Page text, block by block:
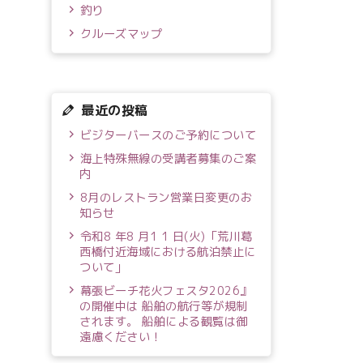
釣り
クルーズマップ
最近の投稿
ビジターバースのご予約について
海上特殊無線の受講者募集のご案
内
8月のレストラン営業日変更のお
知らせ
令和8 年8 月1 1 日(火)「荒川葛
西橋付近海域における航泊禁止に
ついて」
幕張ビーチ花火フェスタ2026』
の開催中は 船舶の航行等が規制
されます。 船舶による観覧は御
遠慮ください！